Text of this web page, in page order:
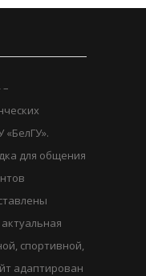
для общения
спортивной,
адаптирован